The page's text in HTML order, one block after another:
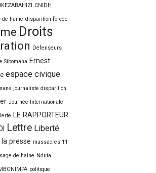
CNIDH
de haine disparition forcée
Droits
Défenseurs
Sibomana Ernest
espace civique
journaliste disparition
Journée Internationale
LE RAPPORTEUR
Lettre Liberté
presse massacres 11
de haine Nduta
politique